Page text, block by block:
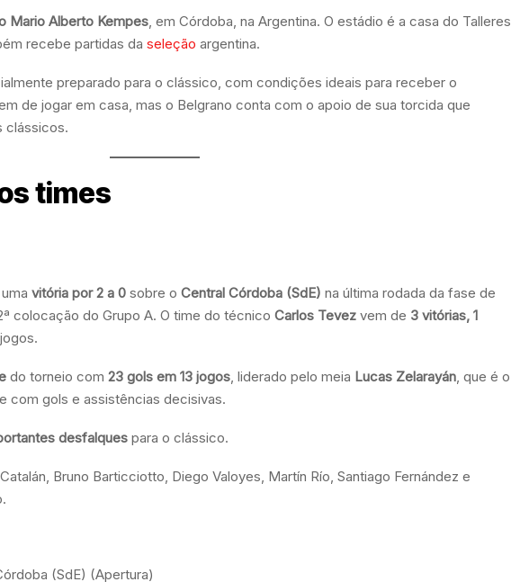
Mario Alberto Kempes , em Córdoba, na Argentina. O estádio é a casa do Talleres
recebe partidas da seleção argentina.
preparado para o clássico, com condições ideais para receber o
de jogar em casa, mas o Belgrano conta com o apoio de sua torcida que
clássicos.
times
vitória por 2 a 0 sobre o Central Córdoba (SdE) na última rodada da fase de
colocação do Grupo A. O time do técnico Carlos Tevez vem de 3 vitórias, 1
do torneio com 23 gols em 13 jogos , liderado pelo meia Lucas Zelarayán , que é o
com gols e assistências decisivas.
desfalques para o clássico.
Bruno Barticciotto, Diego Valoyes, Martín Río, Santiago Fernández e
(SdE) (Apertura)